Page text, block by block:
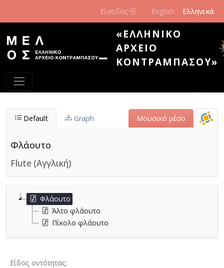
Είσοδος English Ελληνικά
«ΕΛΛΗΝΙΚΌ
ΑΡΧΕΊΟ
ΚΟΝΤΡΑΜΠΆΣΟΥ»
Default Graph Μουσικό μέσο
Φλάουτο
Flute (Αγγλική)
Φλάουτο
Άλτο φλάουτο
Πίκολο φλάουτο
Είδος οντότητας